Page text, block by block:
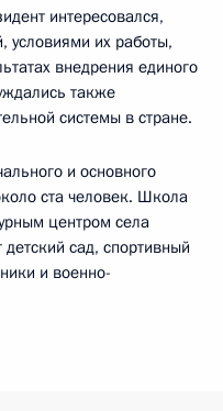
интересовался,
условиями их работы,
внедрения единого
также
системы в стране.
и основного
ста человек. Школа
центром села
сад, спортивный
и военно-